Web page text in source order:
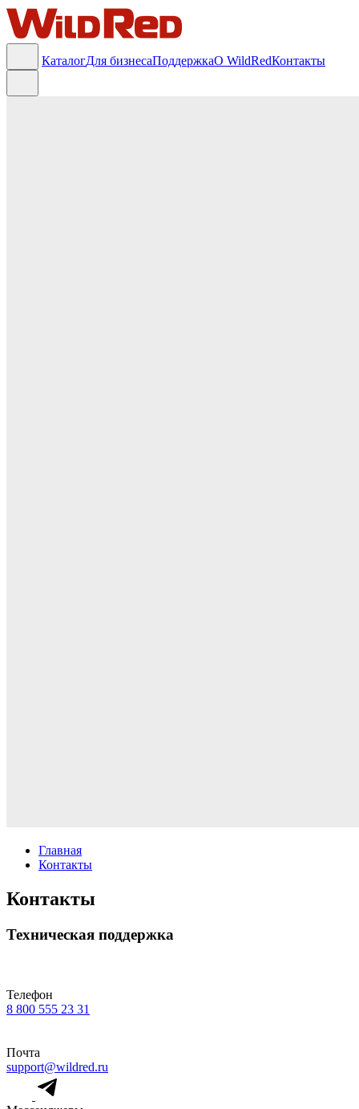
КаталогДля бизнесаПоддержкаО WildRedКонтакты
Главная
Контакты
Контакты
Техническая поддержка
Телефон
8 800 555 23 31
Почта
support@wildred.ru